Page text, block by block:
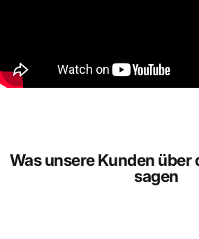
Was unsere Kunden über
sagen